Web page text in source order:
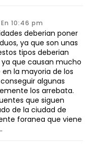
10:46 pm
deberian poner
ya que son unas
tipos deberian
que causan mucho
la mayoria de los
algunas
los arrebata.
que siguen
de la ciudad de
foranea que viene